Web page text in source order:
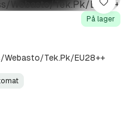
På lager
Webasto/Tek.Pk/EU28++
Lagre